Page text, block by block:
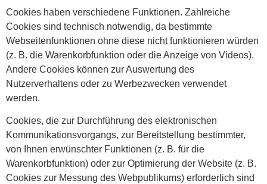
Cookies haben verschiedene Funktionen. Zahlreiche
Cookies sind technisch notwendig, da bestimmte
Webseitenfunktionen ohne diese nicht funktionieren würden
(z. B. die Warenkorbfunktion oder die Anzeige von Videos).
Andere Cookies können zur Auswertung des
Nutzerverhaltens oder zu Werbezwecken verwendet
werden.
Cookies, die zur Durchführung des elektronischen
Kommunikationsvorgangs, zur Bereitstellung bestimmter,
von Ihnen erwünschter Funktionen (z. B. für die
Warenkorbfunktion) oder zur Optimierung der Website (z. B.
Cookies zur Messung des Webpublikums) erforderlich sind